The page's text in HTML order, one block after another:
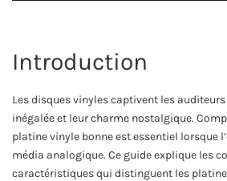
Introduction
Les disques vinyles captivent les
inégalée et leur charme nostalgique.
platine vinyle bonne est essentiel lorsque
média analogique. Ce guide explique les
caractéristiques qui distinguent les